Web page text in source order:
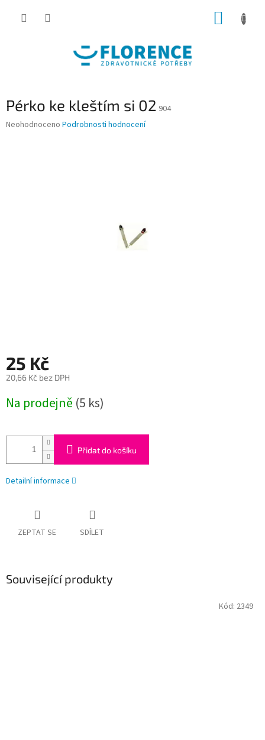
Pérko ke kleštím si 02 904
Průměrné
Neohodnoceno Podrobnosti hodnocení
25 Kč
20,66 Kč bez DPH
cena:
Na prodejně (5 ks)
Přidat do košíku
Detailní informace
ZEPTAT SE SDÍLET
Související produkty
Kód: 2349